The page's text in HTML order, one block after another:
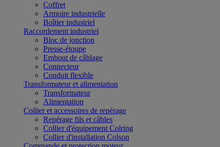
Coffret
Armoire industrielle
Boîtier industriel
Raccordement industriel
Bloc de jonction
Presse-étoupe
Embout de câblage
Connecteur
Conduit flexible
Transformateur et alimentation
Transformateur
Alimentation
Collier et accessoires de repérage
Repérage fils et câbles
Collier d'équipement Colring
Collier d'installation Colson